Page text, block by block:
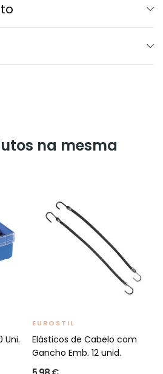
na mesma
Uni.
EUROSTIL
Elásticos de Cabelo com
Gancho Emb. 12 unid.